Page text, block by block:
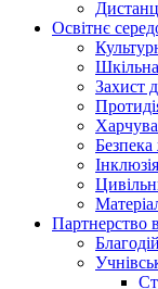
Освітнє
Шкільна
Захист
Безпека
Інклюзія
Партнерство в